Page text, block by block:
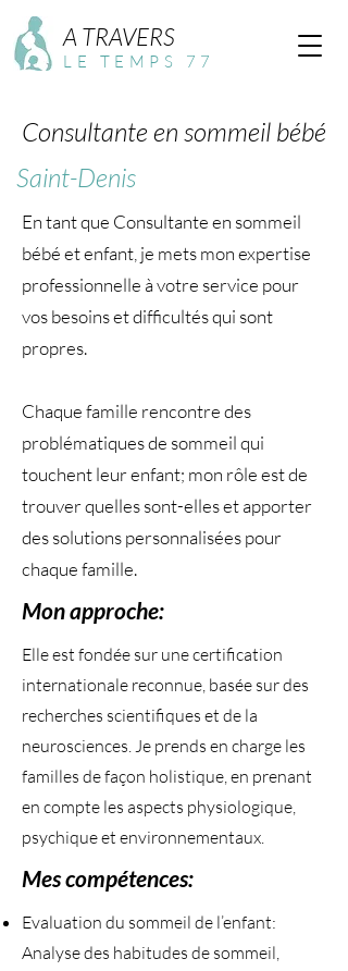
LE TEMPS 77
A TRAVERS
Consultante en sommeil bébé
Saint-Denis
En tant que Consultante en sommeil
bébé et enfant, je mets mon expertise
professionnelle à votre service pour
vos besoins et difficultés qui sont
propres.
Chaque famille rencontre des
problématiques de sommeil qui
touchent leur enfant; mon rôle est de
trouver quelles sont-elles et apporter
des solutions personnalisées pour
chaque famille.
Mon approche:
Elle est fondée sur une certification
internationale reconnue, basée sur des
recherches scientifiques et de la
neurosciences. Je prends en charge les
familles de façon holistique, en prenant
en compte les aspects physiologique,
psychique et environnementaux.
Mes compétences:
Evaluation du sommeil de l’enfant:
Analyse des habitudes de sommeil,